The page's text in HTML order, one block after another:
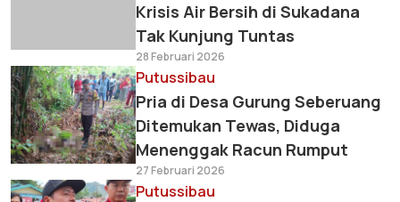
Krisis Air Bersih di Sukadana
Tak Kunjung Tuntas
28 Februari 2026
Putussibau
Pria di Desa Gurung Seberuang
Ditemukan Tewas, Diduga
Menenggak Racun Rumput
27 Februari 2026
Putussibau